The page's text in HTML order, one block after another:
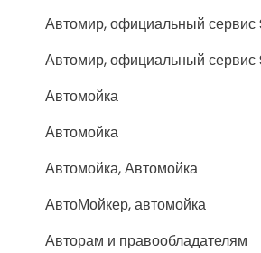
Автомир, официальный сервис
Автомир, официальный сервис
Автомойка
Автомойка
Автомойка, Автомойка
АвтоМойкер, автомойка
Авторам и правообладателям